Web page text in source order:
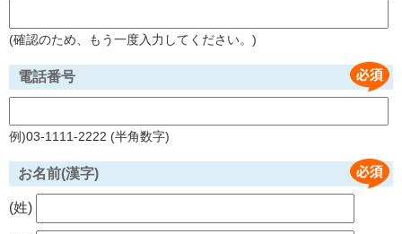
(確認のため、もう一度入力してください。)
電話番号
例)03-1111-2222 (半角数字)
お名前(漢字)
(姓)